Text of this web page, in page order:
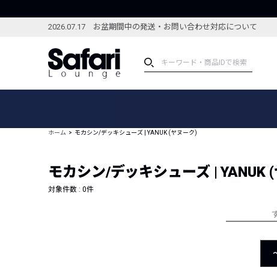
2026.07.17 お盆期間中の発送・お問い合わせ対応について
ブランドから探す
新着アイテム
編集部のおすすめアイテム
特集記事
コーディネート
ホーム モカシン/デッキシューズ | YANUK (ヤヌーク)
モカシン/デッキシューズ | YANUK
対象件数 : 0件